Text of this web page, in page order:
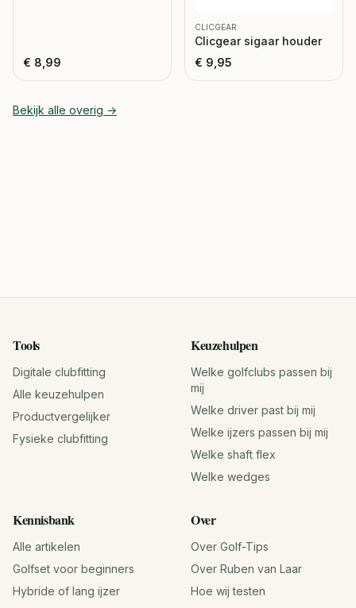
€ 8,99
CLICGEAR
Clicgear sigaar houder
€ 9,95
Bekijk alle overig →
Tools
Digitale clubfitting
Alle keuzehulpen
Productvergelijker
Fysieke clubfitting
Keuzehulpen
Welke golfclubs passen bij
mij
Welke driver past bij mij
Welke ijzers passen bij mij
Welke shaft flex
Welke wedges
Kennisbank
Alle artikelen
Golfset voor beginners
Hybride of lang ijzer
Over
Over Golf-Tips
Over Ruben van Laar
Hoe wij testen